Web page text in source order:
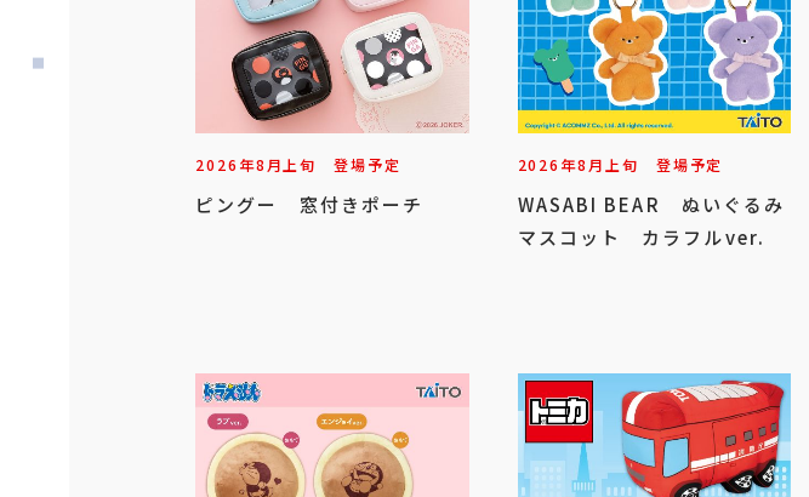
2026年8月上旬 登場予定
ピングー 窓付きポーチ
2026年8月上旬 登場予定
WASABI BEAR ぬいぐるみ
マスコット カラフルver.